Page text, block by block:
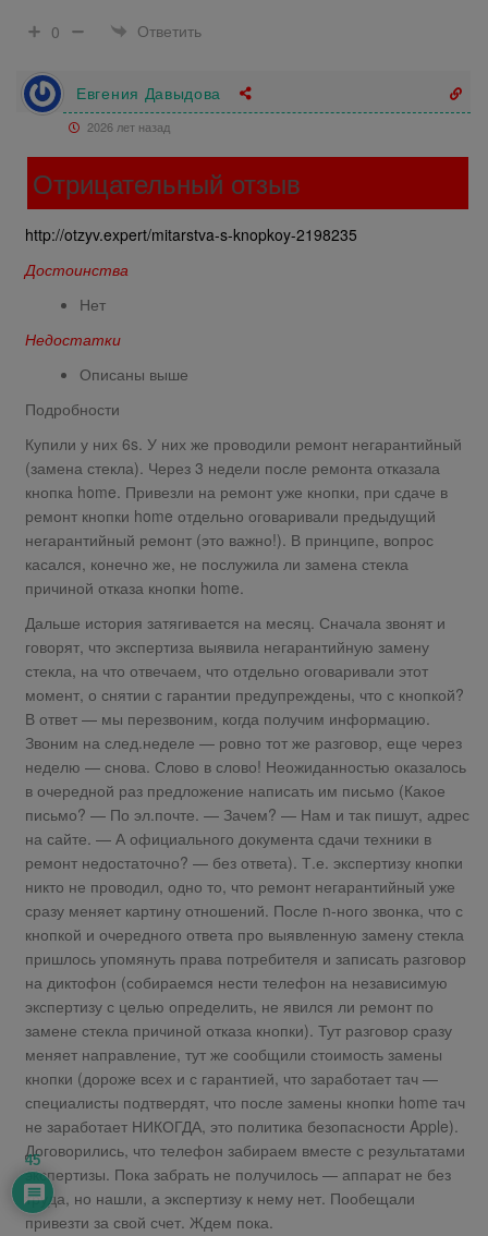
0
Ответить
Евгения Давыдова
2026 лет назад
Отрицательный отзыв
http://otzyv.expert/mitarstva-s-knopkoy-2198235
Достоинства
Нет
Недостатки
Описаны выше
Подробности
Купили у них 6s. У них же проводили ремонт негарантийный
(замена стекла). Через 3 недели после ремонта отказала
кнопка home. Привезли на ремонт уже кнопки, при сдаче в
ремонт кнопки home отдельно оговаривали предыдущий
негарантийный ремонт (это важно!). В принципе, вопрос
касался, конечно же, не послужила ли замена стекла
причиной отказа кнопки home.
Дальше история затягивается на месяц. Сначала звонят и
говорят, что экспертиза выявила негарантийную замену
стекла, на что отвечаем, что отдельно оговаривали этот
момент, о снятии с гарантии предупреждены, что с кнопкой?
В ответ — мы перезвоним, когда получим информацию.
Звоним на след.неделе — ровно тот же разговор, еще через
неделю — снова. Слово в слово! Неожиданностью оказалось
в очередной раз предложение написать им письмо (Какое
письмо? — По эл.почте. — Зачем? — Нам и так пишут, адрес
на сайте. — А официального документа сдачи техники в
ремонт недостаточно? — без ответа). Т.е. экспертизу кнопки
никто не проводил, одно то, что ремонт негарантийный уже
сразу меняет картину отношений. После n-ного звонка, что с
кнопкой и очередного ответа про выявленную замену стекла
пришлось упомянуть права потребителя и записать разговор
на диктофон (собираемся нести телефон на независимую
экспертизу с целью определить, не явился ли ремонт по
замене стекла причиной отказа кнопки). Тут разговор сразу
меняет направление, тут же сообщили стоимость замены
кнопки (дороже всех и с гарантией, что заработает тач —
специалисты подтвердят, что после замены кнопки home тач
не заработает НИКОГДА, это политика безопасности Apple).
Договорились, что телефон забираем вместе с результатами
экспертизы. Пока забрать не получилось — аппарат не без
труда, но нашли, а экспертизу к нему нет. Пообещали
привезти за свой счет. Ждем пока.
45